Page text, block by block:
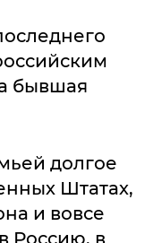
бывшая
долгое
Штатах,
и вовсе
Россию, в